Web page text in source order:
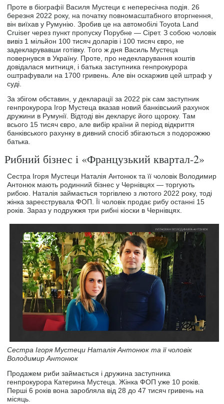
Проте в біографії Василя Мустеци є непересічна подія. 26
березня 2022 року, на початку повномасштабного вторгнення,
він виїхав у Румунію. Зробив це на автомобілі Toyota Land
Cruiser через пункт пропуску Порубне — Сірет. З собою чоловік
вивіз 1 мільйон 100 тисяч доларів і 100 тисяч євро, не
задекларувавши готівку. Того ж дня Василь Мустеца
повернувся в Україну. Проте, про недекларування коштів
довідалася митниця, і батька заступника генпрокурора
оштрафували на 1700 гривень. Але він оскаржив цей штраф у
суді.
За збігом обставин, у декларації за 2022 рік сам заступник
генпрокурора Ігор Мустеца вказав новий банківський рахунок
дружини в Румунії. Відтоді він декларує його щороку. Там
всього 15 тисяч євро, але вибір країни й період відкриття
банківського рахунку в дивний спосіб збігаються з подорожжю
батька.
Рибний бізнес і «Французький квартал-2»
Сестра Ігоря Мустеци Наталія Антонюк та її чоловік Володимир
Антонюк мають родинний бізнес у Чернівцях — торгують
рибою. Наталія займається торгівлею з лютого 2022 року, тоді
жінка зареєструвала ФОП. Її чоловік продає рибу останні 15
років. Зараз у подружжя три рибні кіоски в Чернівцях.
Сестра Ігоря Мустеци Наталія Антонюк та її чоловік
Володимир Антонюк
Продажем риби займається і дружина заступника
генпрокурора Катерина Мустеца. Жінка ФОП уже 10 років.
Перші 6 років вона заробляла від 28 до 47 тисяч гривень на
місяць.